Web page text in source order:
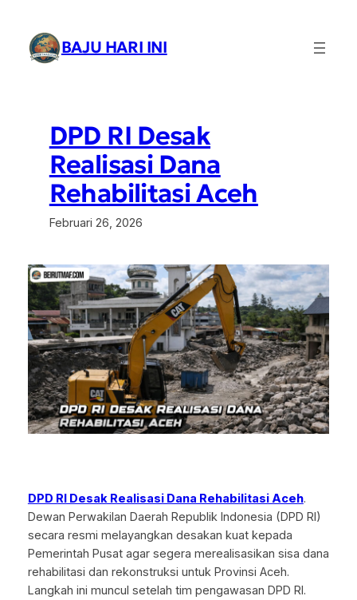
konten
BAJU HARI INI
DPD RI Desak
Realisasi Dana
Rehabilitasi Aceh
Februari 26, 2026
DPD RI Desak Realisasi Dana Rehabilitasi Aceh.
Dewan Perwakilan Daerah Republik Indonesia (DPD RI)
secara resmi melayangkan desakan kuat kepada
Pemerintah Pusat agar segera merealisasikan sisa dana
rehabilitasi dan rekonstruksi untuk Provinsi Aceh.
Langkah ini muncul setelah tim pengawasan DPD RI.